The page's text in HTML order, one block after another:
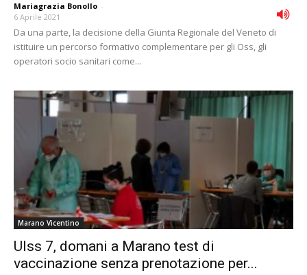
Mariagrazia Bonollo -
6 Aprile 2021
Da una parte, la decisione della Giunta Regionale del Veneto di
istituire un percorso formativo complementare per gli Oss, gli
operatori socio sanitari come...
Marano Vicentino
Ulss 7, domani a Marano test di
vaccinazione senza prenotazione per...